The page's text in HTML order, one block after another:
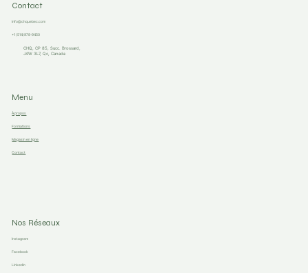
Contact
Info@chquebec.com
+1 (514)978-9450
CHQ, CP 85, Succ. Brossard,
J4W 3L7, Qc, Canada
Menu
À propos
Formations
Magasin en ligne
Contact
Nos Réseaux
Instagram
Facebook
Linkedin